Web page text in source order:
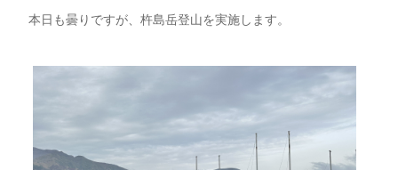
本日も曇りですが、杵島岳登山を実施します。